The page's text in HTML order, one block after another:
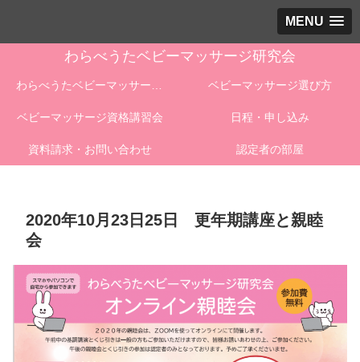
MENU
わらべうたベビーマッサージ研究会
ベビーマッサージ選び方
ベビーマッサージ資格講習会 日程・申し込み
資料請求・お問い合わせ 認定者の部屋
2020年10月23日25日 更年期講座と親睦
会